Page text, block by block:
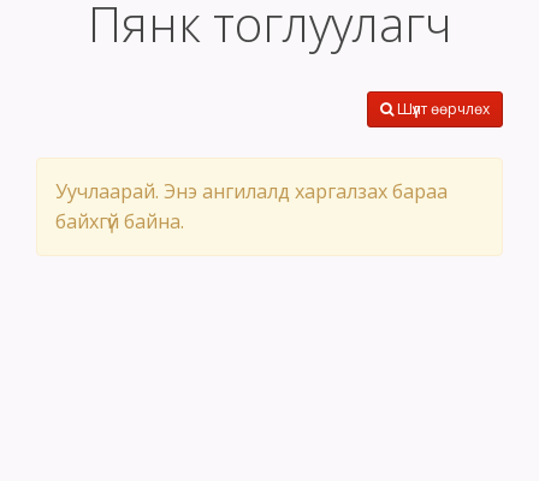
Пянк тоглуулагч
Шүүлт өөрчлөх
Уучлаарай. Энэ ангилалд харгалзах бараа
байхгүй байна.